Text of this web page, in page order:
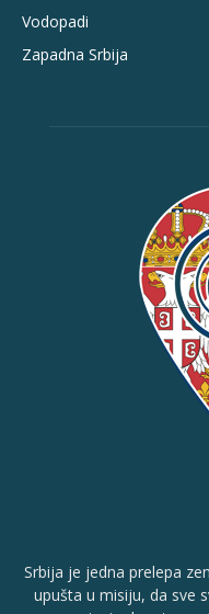
Vodopadi
Zapadna Srbija
Srbija je jedna prelepa
upušta u misiju, da sve